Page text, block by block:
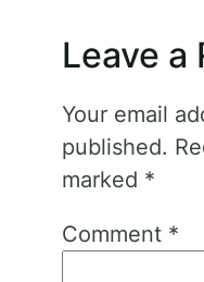
Leave a
Your email
published.
marked *
Comment *